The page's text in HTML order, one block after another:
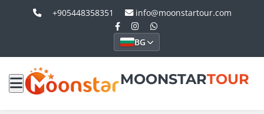
+905448358351 info@moonstartour.com
BG
MOONSTARTOUR